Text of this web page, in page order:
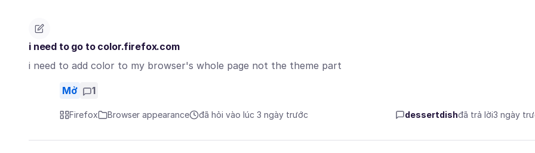
i need to go to color.firefox.com
i need to add color to my browser's whole page not the theme part
Mở 1
Firefox Browser appearance đã hỏi vào lúc 3 ngày trước dessertdishđã trả lời3 ngày